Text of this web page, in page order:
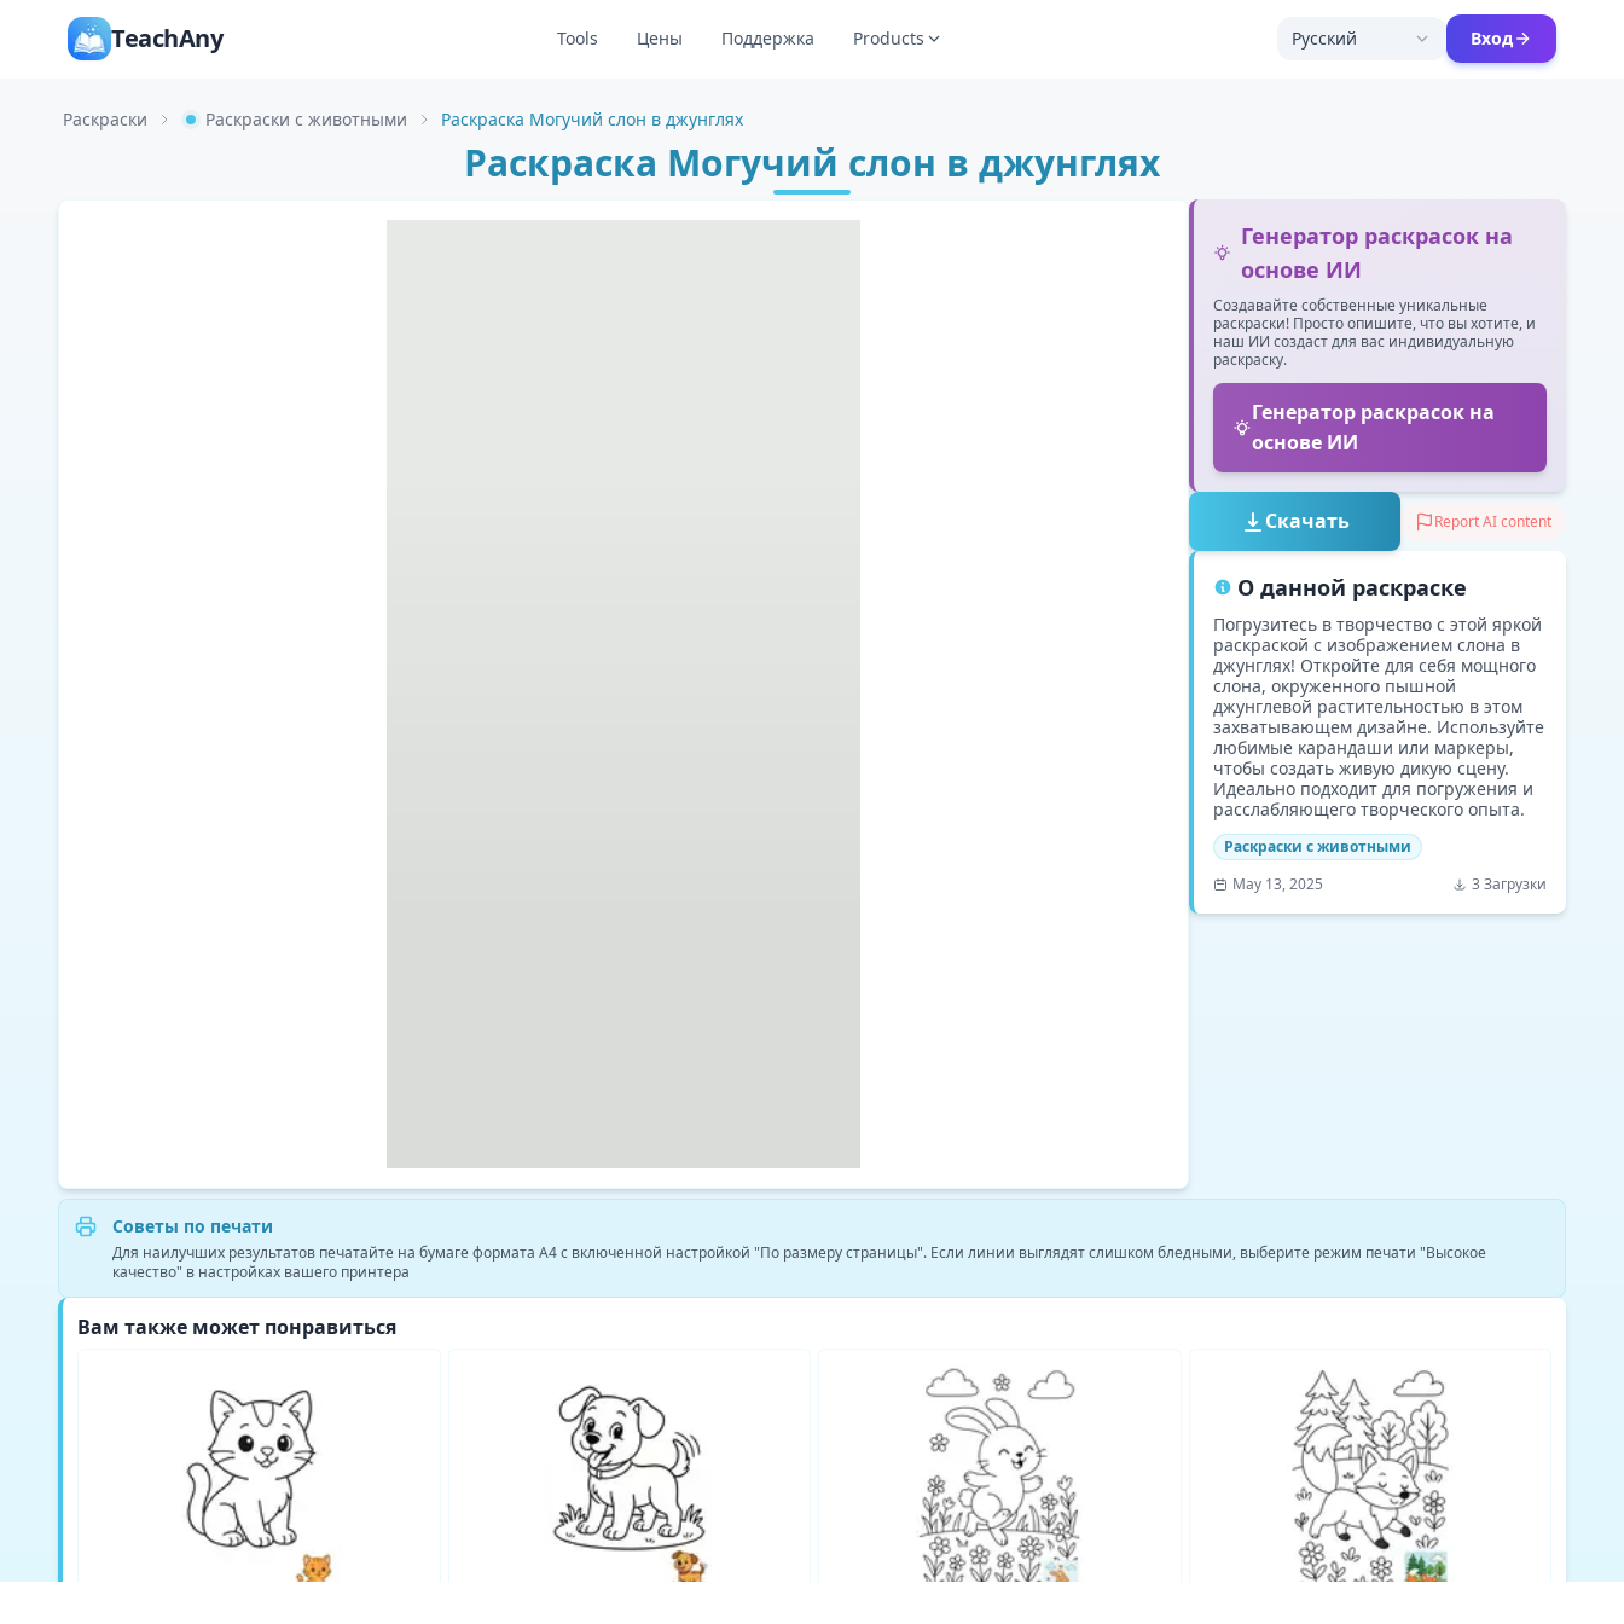
TeachAny Tools Цены Поддержка Products Русский Вход
Раскраски Раскраски с животными Раскраска Могучий слон в джунглях
Раскраска Могучий слон в джунглях
Генератор раскрасок на
основе ИИ
Создавайте собственные уникальные
раскраски! Просто опишите, что вы хотите, и
наш ИИ создаст для вас индивидуальную
раскраску.
Генератор раскрасок на
основе ИИ
Скачать Report AI content
О данной раскраске
Погрузитесь в творчество с этой яркой
раскраской с изображением слона в
джунглях! Откройте для себя мощного
слона, окруженного пышной
джунглевой растительностью в этом
захватывающем дизайне. Используйте
любимые карандаши или маркеры,
чтобы создать живую дикую сцену.
Идеально подходит для погружения и
расслабляющего творческого опыта.
Раскраски с животными
May 13, 2025
3 Загрузки
Советы по печати
Для наилучших результатов печатайте на бумаге формата A4 с включенной настройкой "По размеру страницы". Если линии выглядят слишком бледными, выберите режим печати "Высокое
качество" в настройках вашего принтера
Вам также может понравиться